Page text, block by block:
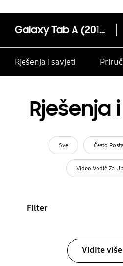
Galaxy Tab A (2019, 10.1")
Rješenja i savjeti
Rješenja
Sve Često
Video Vodič Za
Filter
Vidite više